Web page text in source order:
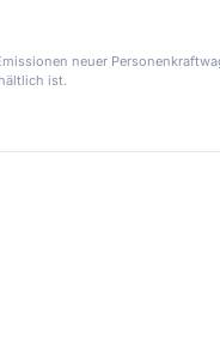
neuer
ist.